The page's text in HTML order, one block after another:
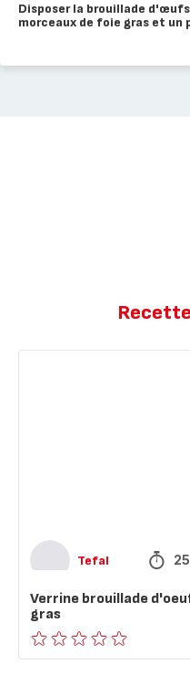
Disposer la brouillade
morceaux de foie gras et un
Tefal
Verrine brouillade
gras
ratings.0